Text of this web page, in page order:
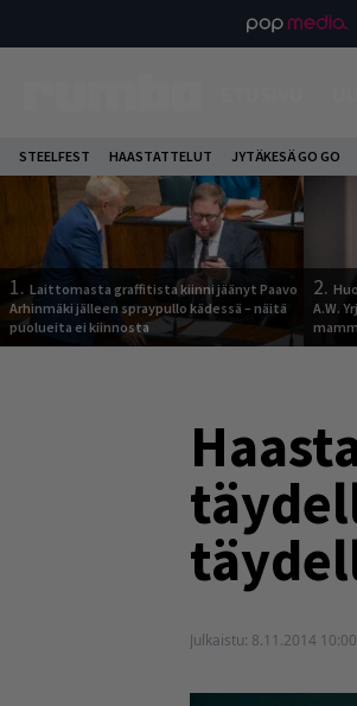
STEELFEST HAASTATTELUT JYTÄKESÄ GO GO
1. Laittomasta graffitista kiinni jäänyt Paavo
Arhinmäki jälleen spraypullo kädessä – näitä
puolueita ei kiinnosta
2.
A.W.
Julkaistu: 8.11.2014 10:00